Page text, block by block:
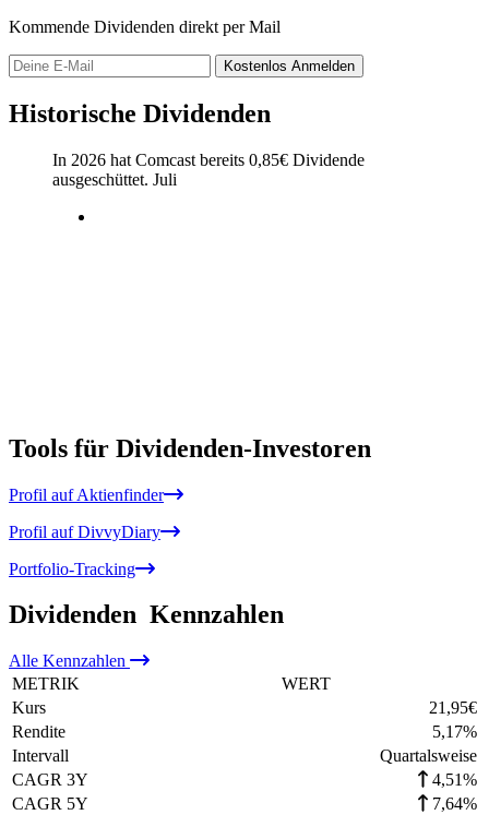
Kommende Dividenden direkt per Mail
Kostenlos Anmelden
Historische Dividenden
In 2026 hat Comcast bereits 0,85€ Dividende
ausgeschüttet. Juli
Tools für Dividenden-Investoren
Profil auf Aktienfinder
Profil auf DivvyDiary
Portfolio-Tracking
Dividenden Kennzahlen
Alle Kennzahlen
METRIK
WERT
Kurs
21,95€
Rendite
5,17%
Intervall
Quartalsweise
CAGR 3Y
4,51%
CAGR 5Y
7,64%